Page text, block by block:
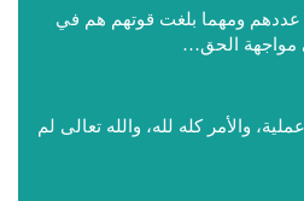
عددهم ومهما بلغت قوتهم هم في
مواجهة الحق…
والأمر كله لله، والله تعالى لم